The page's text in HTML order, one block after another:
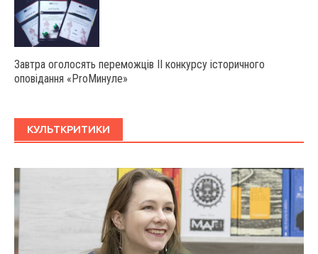
Завтра оголосять переможців ІІ конкурсу історичного
оповідання «ProМинуле»
КУЛЬТКРИТИКИ